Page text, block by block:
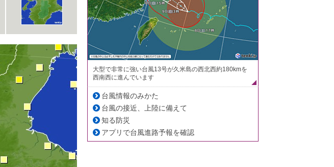
大型で非常に強い台風13号が久米島の西北西約180kmを
西南西に進んでいます
台風情報のみかた
台風の接近、上陸に備えて
知る防災
アプリで台風進路予報を確認